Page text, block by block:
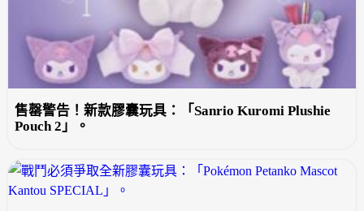
售罄警告！新款膠囊玩具：「Sanrio Kuromi Plushie
Pouch 2」。